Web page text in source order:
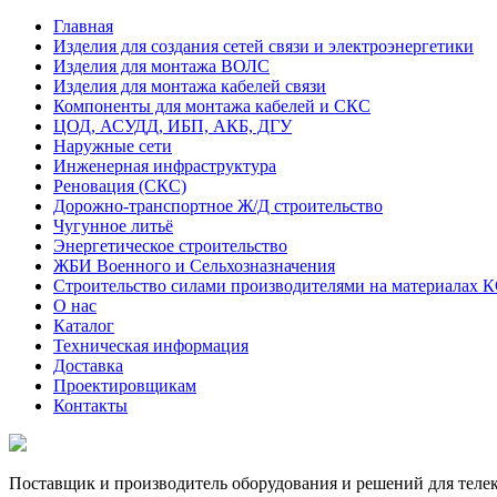
Главная
Изделия для создания сетей связи и электроэнергетики
Изделия для монтажа ВОЛС
Изделия для монтажа кабелей связи
Компоненты для монтажа кабелей и СКС
ЦОД, АСУДД, ИБП, АКБ, ДГУ
Наружные сети
Инженерная инфраструктура
Реновация (СКС)
Дорожно-транспортное Ж/Д строительство
Чугунное литьё
Энергетическое строительство
ЖБИ Военного и Сельхозназначения
Строительство силами производителями на материалах
О нас
Каталог
Техническая информация
Доставка
Проектировщикам
Контакты
Поставщик и производитель оборудования и решений для